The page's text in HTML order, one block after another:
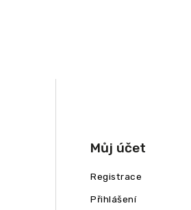
Můj účet
Registrace
Přihlášení